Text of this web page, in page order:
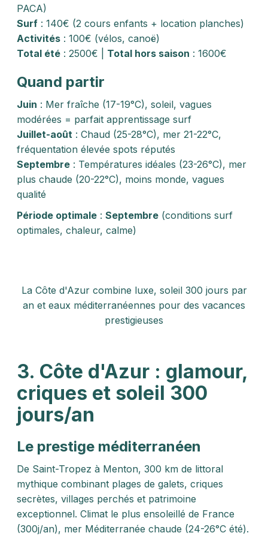
PACA)
Surf : 140€ (2 cours enfants + location planches)
Activités : 100€ (vélos, canoë)
Total été : 2500€ | Total hors saison : 1600€
Quand partir
Juin : Mer fraîche (17-19°C), soleil, vagues
modérées = parfait apprentissage surf
Juillet-août : Chaud (25-28°C), mer 21-22°C,
fréquentation élevée spots réputés
Septembre : Températures idéales (23-26°C), mer
plus chaude (20-22°C), moins monde, vagues
qualité
Période optimale : Septembre (conditions surf
optimales, chaleur, calme)
La Côte d'Azur combine luxe, soleil 300 jours par
an et eaux méditerranéennes pour des vacances
prestigieuses
3. Côte d'Azur : glamour,
criques et soleil 300
jours/an
Le prestige méditerranéen
De Saint-Tropez à Menton, 300 km de littoral
mythique combinant plages de galets, criques
secrètes, villages perchés et patrimoine
exceptionnel. Climat le plus ensoleillé de France
(300j/an), mer Méditerranée chaude (24-26°C été).